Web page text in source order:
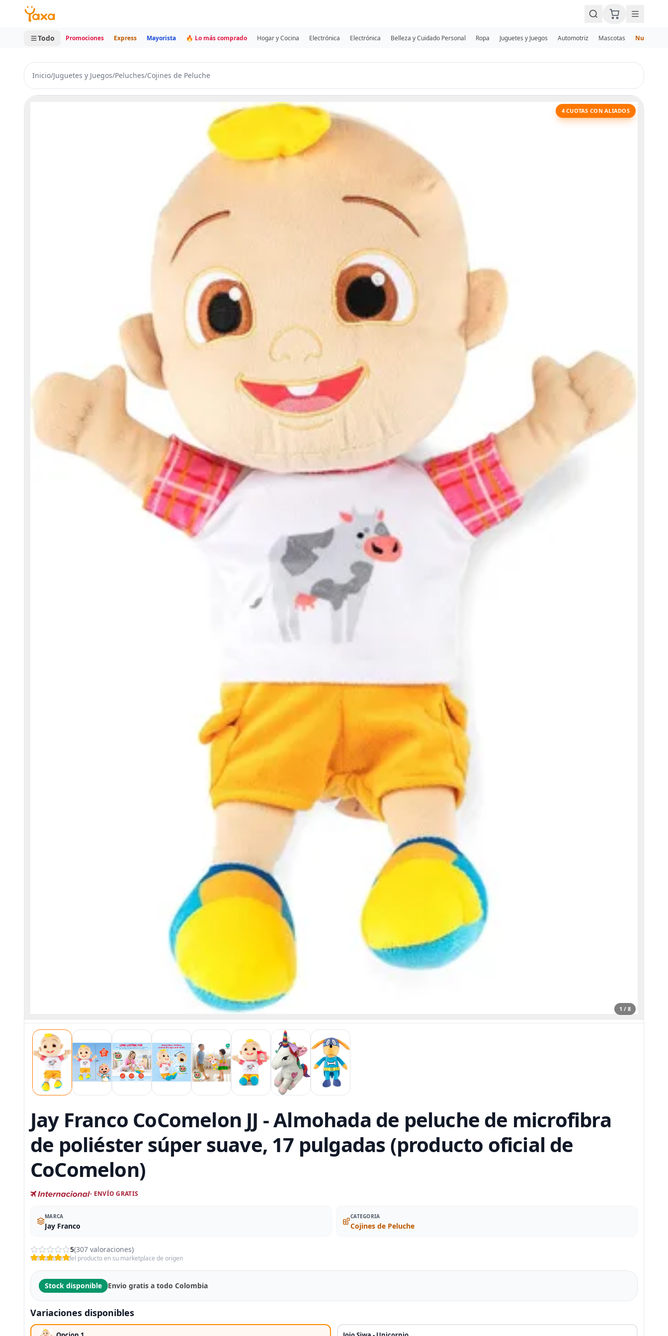
MINI CARRITO
0 productos
Todo Promociones Express Mayorista 🔥 Lo más comprado Hogar y Cocina Electrónica Electrónica Belleza y Cuidado Personal Ropa Juguetes y Juegos Automotriz Mascotas Nuevos
Inicio/Juguetes y Juegos/Peluches/Cojines de Peluche
1 / 8
4 CUOTAS CON ALIADOS
Jay Franco CoComelon JJ - Almohada de peluche de microfibra
de poliéster súper suave, 17 pulgadas (producto oficial de
CoComelon)
- ENVÍO GRATIS
MARCA
Jay Franco
CATEGORIA
Cojines de Peluche
5(307 valoraciones)
Valoraciones del producto en su marketplace de origen
Stock disponible Envio gratis a todo Colombia
Variaciones disponibles